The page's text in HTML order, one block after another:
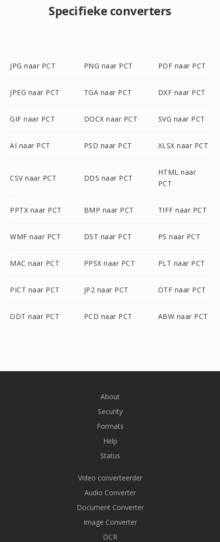
Specifieke converters
JPG naar PCT PNG naar PCT PDF naar PCT
JPEG naar PCT TGA naar PCT DXF naar PCT
GIF naar PCT DOCX naar PCT SVG naar PCT
AI naar PCT PSD naar PCT XLSX naar PCT
CSV naar PCT DDS naar PCT
HTML naar
PCT
PPTX naar PCT BMP naar PCT TIFF naar PCT
WMF naar PCT DST naar PCT PS naar PCT
MAC naar PCT PPSX naar PCT PLT naar PCT
PICT naar PCT JP2 naar PCT OTF naar PCT
ODT naar PCT PCD naar PCT ABW naar PCT
About
Security
Formats
Help
Status
Video converteerder
Audio Converter
Document Converter
Image Converter
OCR